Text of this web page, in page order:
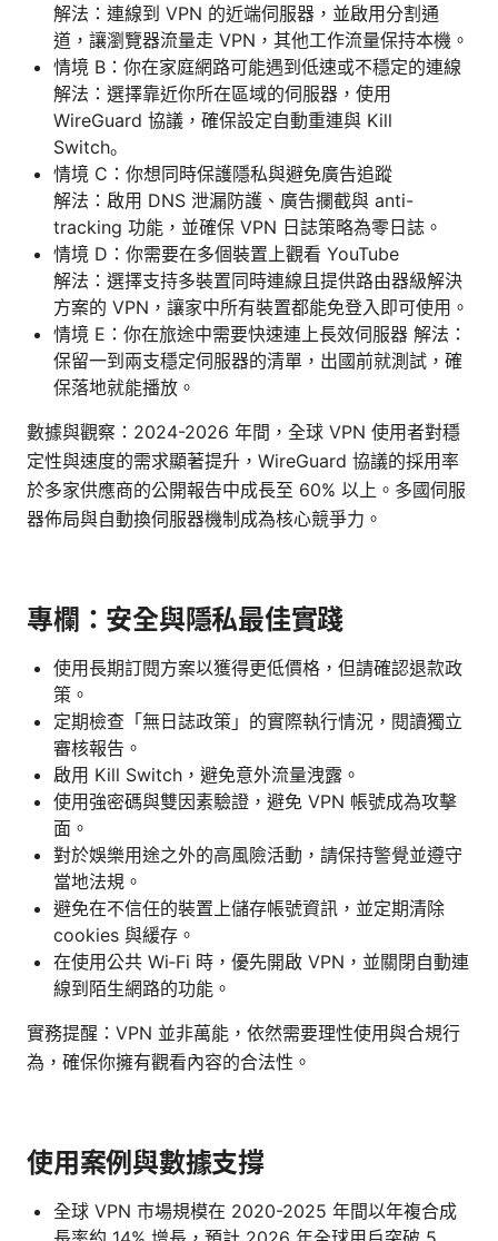
解法：連線到 VPN 的近端伺服器，並啟用分割通
道，讓瀏覽器流量走 VPN，其他工作流量保持本機。
情境 B：你在家庭網路可能遇到低速或不穩定的連線
解法：選擇靠近你所在區域的伺服器，使用
WireGuard 協議，確保設定自動重連與 Kill
Switch。
情境 C：你想同時保護隱私與避免廣告追蹤
解法：啟用 DNS 泄漏防護、廣告攔截與 anti-
tracking 功能，並確保 VPN 日誌策略為零日誌。
情境 D：你需要在多個裝置上觀看 YouTube
解法：選擇支持多裝置同時連線且提供路由器級解決
方案的 VPN，讓家中所有裝置都能免登入即可使用。
情境 E：你在旅途中需要快速連上長效伺服器 解法：
保留一到兩支穩定伺服器的清單，出國前就測試，確
保落地就能播放。
數據與觀察：2024-2026 年間，全球 VPN 使用者對穩
定性與速度的需求顯著提升，WireGuard 協議的採用率
於多家供應商的公開報告中成長至 60% 以上。多國伺服
器佈局與自動換伺服器機制成為核心競爭力。
專欄：安全與隱私最佳實踐
使用長期訂閱方案以獲得更低價格，但請確認退款政
策。
定期檢查「無日誌政策」的實際執行情況，閱讀獨立
審核報告。
啟用 Kill Switch，避免意外流量洩露。
使用強密碼與雙因素驗證，避免 VPN 帳號成為攻擊
面。
對於娛樂用途之外的高風險活動，請保持警覺並遵守
當地法規。
避免在不信任的裝置上儲存帳號資訊，並定期清除
cookies 與緩存。
在使用公共 Wi‑Fi 時，優先開啟 VPN，並關閉自動連
線到陌生網路的功能。
實務提醒：VPN 並非萬能，依然需要理性使用與合規行
為，確保你擁有觀看內容的合法性。
使用案例與數據支撐
全球 VPN 市場規模在 2020-2025 年間以年複合成